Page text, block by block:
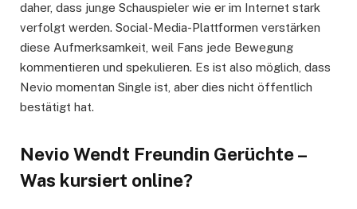
daher, dass junge Schauspieler wie er im Internet stark
verfolgt werden. Social-Media-Plattformen verstärken
diese Aufmerksamkeit, weil Fans jede Bewegung
kommentieren und spekulieren. Es ist also möglich, dass
Nevio momentan Single ist, aber dies nicht öffentlich
bestätigt hat.
Nevio Wendt Freundin Gerüchte –
Was kursiert online?